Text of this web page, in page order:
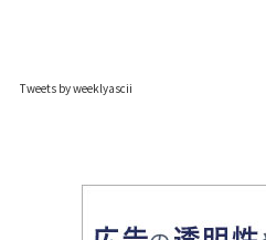
Tweets by weeklyascii